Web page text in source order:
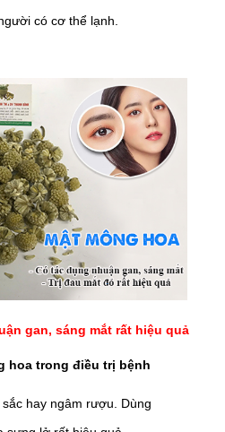
có cơ thể lạnh.
gan, sáng mắt rất hiệu quả
hoa trong điều trị bệnh
hay ngâm rượu. Dùng